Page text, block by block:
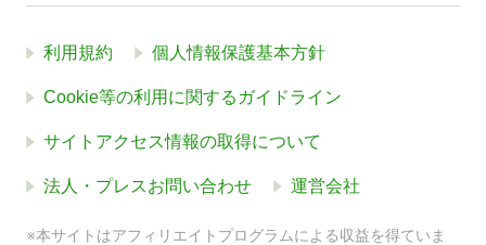
利用規約 個人情報保護基本方針
Cookie等の利用に関するガイドライン
サイトアクセス情報の取得について
法人・プレスお問い合わせ 運営会社
※本サイトはアフィリエイトプログラムによる収益を得ていま